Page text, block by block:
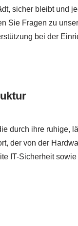
sicher bleibt und
Sie Fragen zu
bei der
durch ihre
der von der
IT-Sicherheit